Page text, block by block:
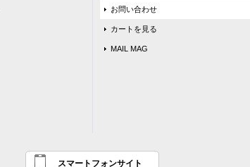
お問い合わせ
カートを見る
MAIL MAG
スマートフォンサイト